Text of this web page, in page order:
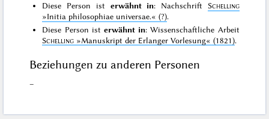
Diese Person ist erwähnt in: Nachschrift Schelling
»Initia philosophiae universae.« (?).
Diese Person ist erwähnt in: Wissenschaftliche Arbeit
Schelling »Manuskript der Erlanger Vorlesung« (1821).
Beziehungen zu anderen Personen
–